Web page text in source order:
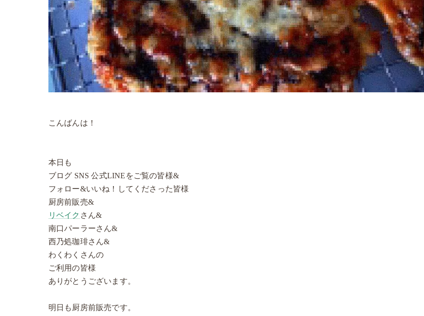
こんばんは！
本日も
ブログ SNS 公式LINEをご覧の皆様&
フォロー&いいね！してくださった皆様
厨房前販売&
リベイク さん&
南口パーラーさん&
西乃処珈琲さん&
わくわくさんの
ご利用の皆様
ありがとうございます。
明日も厨房前販売です。